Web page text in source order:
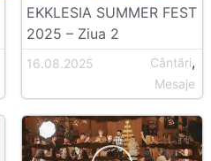
EKKLESIA SUMMER FEST
2025 – Ziua 2
16.08.2025 Cântări,
Mesaje